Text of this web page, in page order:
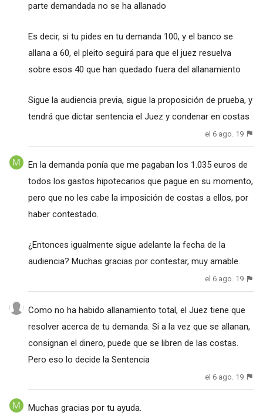
parte demandada no se ha allanado
Es decir, si tu pides en tu demanda 100, y el banco se
allana a 60, el pleito seguirá para que el juez resuelva
sobre esos 40 que han quedado fuera del allanamiento
Sigue la audiencia previa, sigue la proposición de prueba, y
tendrá que dictar sentencia el Juez y condenar en costas
el 6 ago. 19
En la demanda ponía que me pagaban los 1.035 euros de
todos los gastos hipotecarios que pague en su momento,
pero que no les cabe la imposición de costas a ellos, por
haber contestado.
¿Entonces igualmente sigue adelante la fecha de la
audiencia? Muchas gracias por contestar, muy amable.
el 6 ago. 19
Como no ha habido allanamiento total, el Juez tiene que
resolver acerca de tu demanda. Si a la vez que se allanan,
consignan el dinero, puede que se libren de las costas.
Pero eso lo decide la Sentencia
el 6 ago. 19
Muchas gracias por tu ayuda.